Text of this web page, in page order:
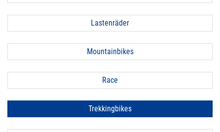
Lastenräder
Mountainbikes
Race
Trekkingbikes